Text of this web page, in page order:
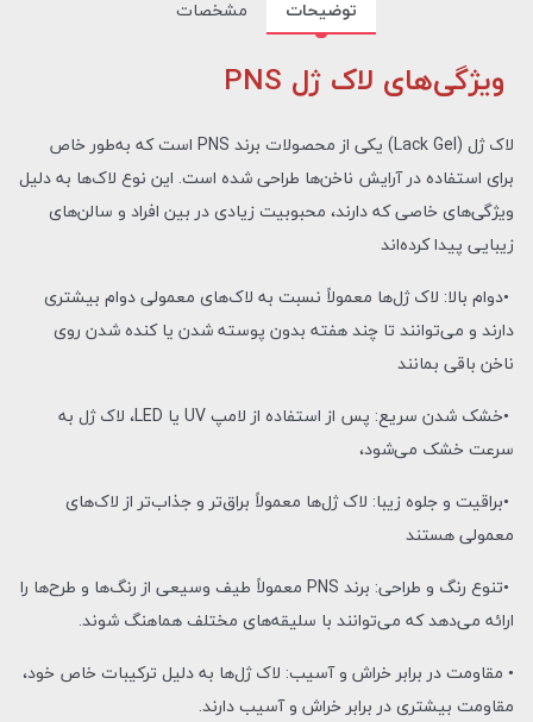
توضیحات مشخصات
ویژگی‌های لاک ژل PNS
لاک ژل (Lack Gel) یکی از محصولات برند PNS است که به‌طور خاص
برای استفاده در آرایش ناخن‌ها طراحی شده است. این نوع لاک‌ها به دلیل
ویژگی‌های خاصی که دارند، محبوبیت زیادی در بین افراد و سالن‌های
زیبایی پیدا کرده‌اند
•دوام بالا: لاک ژل‌ها معمولاً نسبت به لاک‌های معمولی دوام بیشتری
دارند و می‌توانند تا چند هفته بدون پوسته شدن یا کنده شدن روی
ناخن باقی بمانند
•خشک شدن سریع: پس از استفاده از لامپ UV یا LED، لاک ژل به
سرعت خشک می‌شود،
•براقیت و جلوه زیبا: لاک ژل‌ها معمولاً براق‌تر و جذاب‌تر از لاک‌های
معمولی هستند
•تنوع رنگ و طراحی: برند PNS معمولاً طیف وسیعی از رنگ‌ها و طرح‌ها را
ارائه می‌دهد که می‌توانند با سلیقه‌های مختلف هماهنگ شوند.
• مقاومت در برابر خراش و آسیب: لاک ژل‌ها به دلیل ترکیبات خاص خود،
مقاومت بیشتری در برابر خراش و آسیب دارند.